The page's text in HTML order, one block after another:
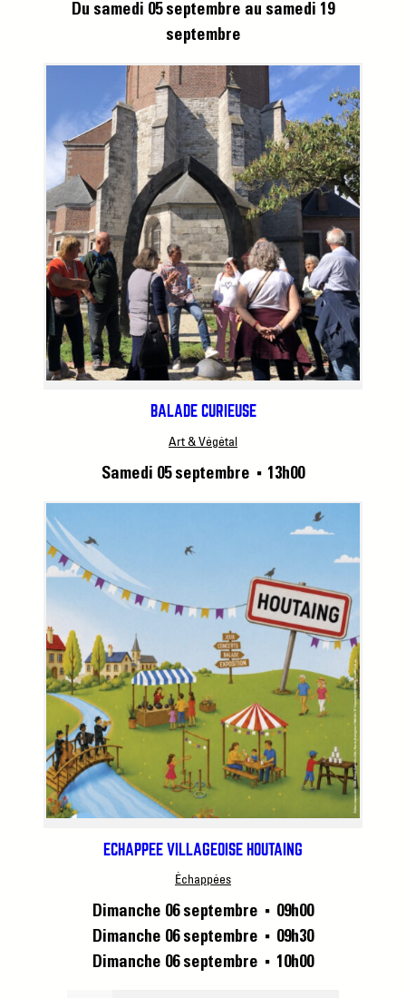
Du samedi 05 septembre au samedi 19
septembre
BALADE CURIEUSE
Art & Végétal
Samedi 05 septembre ■ 13h00
ÉCHAPPÉE VILLAGEOISE HOUTAING
Échappées
Dimanche 06 septembre ■
09h00
Dimanche 06 septembre
■
09h30
Dimanche 06 septembre
■ 10h00